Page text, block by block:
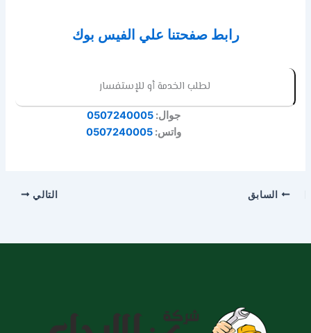
رابط صفحتنا علي الفيس بوك
لطلب الخدمة أو للإستفسار
جوال:0507240005
واتس:0507240005
السابق التالي